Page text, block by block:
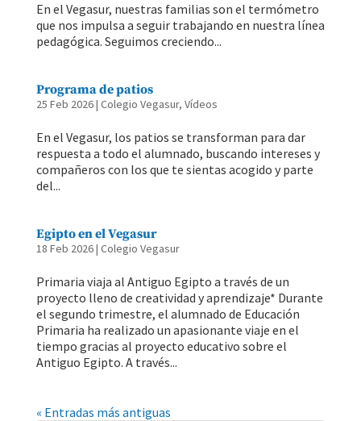
En el Vegasur, nuestras familias son el termómetro
que nos impulsa a seguir trabajando en nuestra línea
pedagógica. Seguimos creciendo...
Programa de patios
25 Feb 2026| Colegio Vegasur, Vídeos
En el Vegasur, los patios se transforman para dar
respuesta a todo el alumnado, buscando intereses y
compañeros con los que te sientas acogido y parte
del...
Egipto en el Vegasur
18 Feb 2026| Colegio Vegasur
Primaria viaja al Antiguo Egipto a través de un
proyecto lleno de creatividad y aprendizaje* Durante
el segundo trimestre, el alumnado de Educación
Primaria ha realizado un apasionante viaje en el
tiempo gracias al proyecto educativo sobre el
Antiguo Egipto. A través...
« Entradas más antiguas